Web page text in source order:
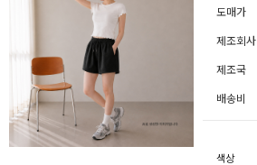
도매가
제조회사
제조국
배송비
색상